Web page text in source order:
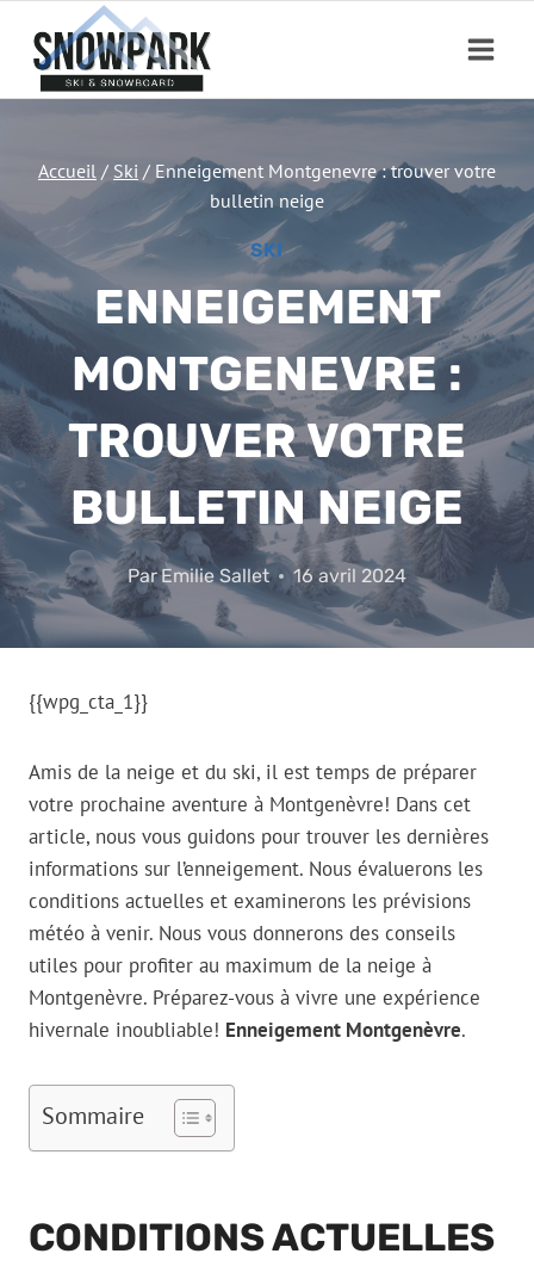
contenu
Accueil / Ski / Enneigement Montgenevre : trouver votre
bulletin neige
SKI
ENNEIGEMENT
MONTGENEVRE :
TROUVER VOTRE
BULLETIN NEIGE
ParEmilie Sallet 16 avril 2024
{{wpg_cta_1}}
Amis de la neige et du ski, il est temps de préparer
votre prochaine aventure à Montgenèvre! Dans cet
article, nous vous guidons pour trouver les dernières
informations sur l’enneigement. Nous évaluerons les
conditions actuelles et examinerons les prévisions
météo à venir. Nous vous donnerons des conseils
utiles pour profiter au maximum de la neige à
Montgenèvre. Préparez-vous à vivre une expérience
hivernale inoubliable! Enneigement Montgenèvre.
Sommaire
CONDITIONS ACTUELLES